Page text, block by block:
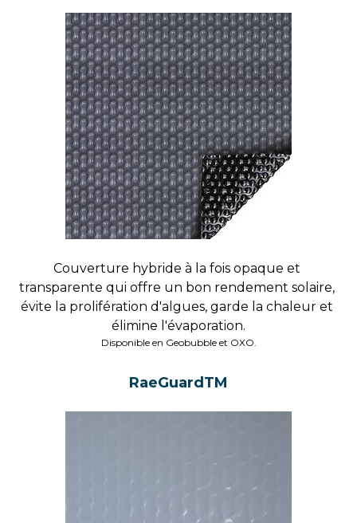
Couverture hybride à la fois opaque et
transparente qui offre un bon rendement solaire,
évite la prolifération d'algues, garde la chaleur et
élimine l'évaporation.
Disponible en Geobubble et OXO.
RaeGuardTM